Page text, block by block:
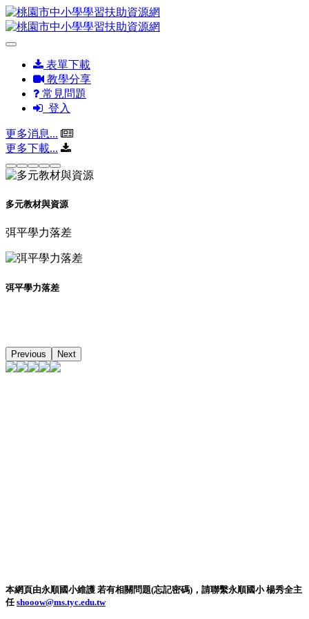
表單下載
教學分享
常見問題
登入
更多消息...
更多下載...
多元教材與資源
弭平學力落差
弭平學力落差
Previous Next
本網頁由永順國小維護 若有相關問題(忘記密碼)，請聯繫永順國小 楊秀全主
任shooow@ms.tyc.edu.tw